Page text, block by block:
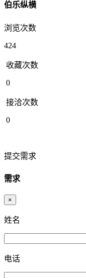
伯乐纵横
浏览次数
424
收藏次数
0
接洽次数
0
提交需求
需求
×
姓名
电话